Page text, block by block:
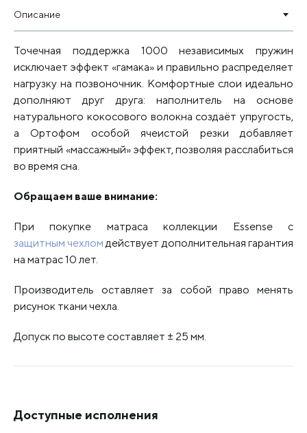
Описание
Точечная поддержка 1000 независимых пружин
исключает эффект «гамака» и правильно распределяет
нагрузку на позвоночник. Комфортные слои идеально
дополняют друг друга: наполнитель на основе
натурального кокосового волокна создаёт упругость,
а Ортофом особой ячеистой резки добавляет
приятный «массажный» эффект, позволяя расслабиться
во время сна.
Обращаем ваше внимание:
При покупке матраса коллекции Essense с
защитным чехломдействует дополнительная гарантия
на матрас 10 лет.
Производитель оставляет за собой право менять
рисунок ткани чехла.
Допуск по высоте составляет ± 25 мм.
Доступные исполнения